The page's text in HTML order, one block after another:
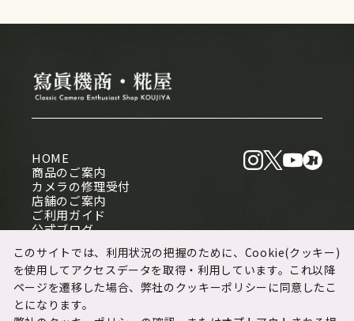
HOME
商品のご案内
カメラの修理受付
店舗のご案内
ご利用ガイド
公式ブログ
個人情報保護方針
クッキーポリシー
このサイトでは、利用状況の把握のために、Cookie(クッキー)
を使用してアクセスデータを取得・利用しています。これ以降
ページを遷移した場合、弊社のクッキーポリシーに同意したこ
とになります。